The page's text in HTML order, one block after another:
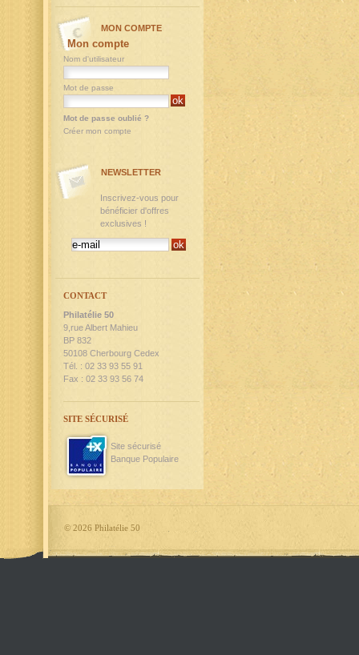
MON COMPTE
Mon compte
Nom d'utilisateur
Mot de passe
Mot de passe oublié ?
Créer mon compte
NEWSLETTER
Inscrivez-vous pour
bénéficier d'offres
exclusives !
CONTACT
Philatélie 50
9,rue Albert Mahieu
BP 832
50108 Cherbourg Cedex
Tél. : 02 33 93 55 91
Fax : 02 33 93 56 74
SITE SÉCURISÉ
Site sécurisé
Banque Populaire
© 2026 Philatélie 50